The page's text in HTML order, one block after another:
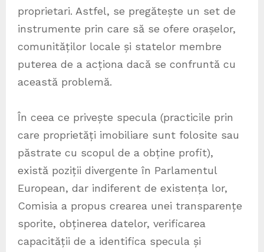
proprietari. Astfel, se pregătește un set de
instrumente prin care să se ofere orașelor,
comunităților locale și statelor membre
puterea de a acționa dacă se confruntă cu
această problemă.
În ceea ce privește specula (practicile prin
care proprietăți imobiliare sunt folosite sau
păstrate cu scopul de a obține profit),
există poziții divergente în Parlamentul
European, dar indiferent de existența lor,
Comisia a propus crearea unei transparențe
sporite, obținerea datelor, verificarea
capacității de a identifica specula și